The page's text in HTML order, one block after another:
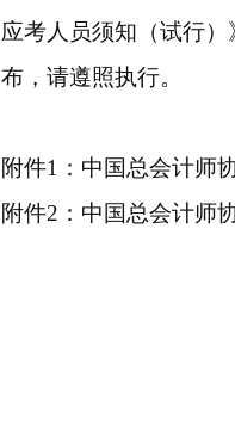
应考人员须知（试行
布，请遵照执行。
附件1：中国总会计师
附件2：中国总会计师